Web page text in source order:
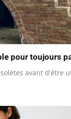
pour toujours
avant d'être